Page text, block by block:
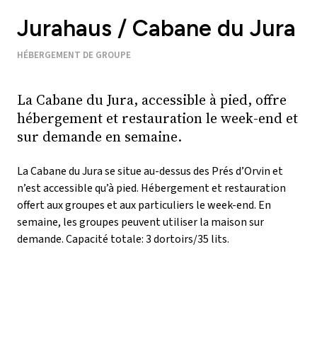
Jurahaus / Cabane du Jura
HÉBERGEMENT DE GROUPE
La Cabane du Jura, accessible à pied, offre
hébergement et restauration le week-end et
sur demande en semaine.
La Cabane du Jura se situe au-dessus des Prés d’Orvin et
n’est accessible qu’à pied. Hébergement et restauration
offert aux groupes et aux particuliers le week-end. En
semaine, les groupes peuvent utiliser la maison sur
demande. Capacité totale: 3 dortoirs/35 lits.